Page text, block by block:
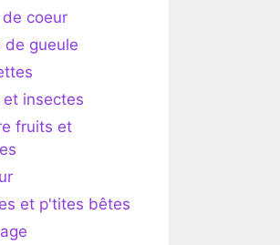
coeur
de gueule
et insectes
fruits et
et p'tites bêtes